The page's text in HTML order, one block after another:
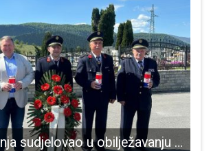
Načelnik Brinja sudjelovao u obilježavanju sv. Florijana i Križeve